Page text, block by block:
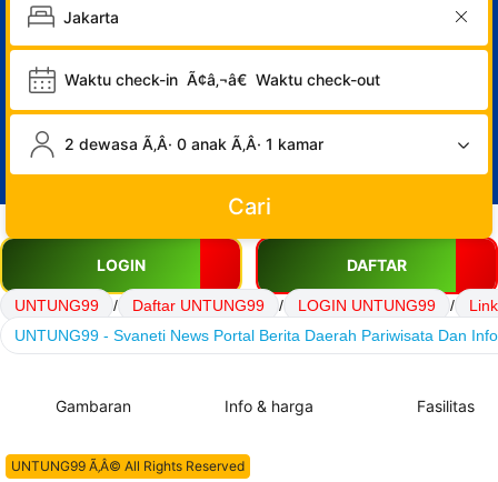
Waktu check-in Ã¢â‚¬â€ Waktu check-out
2 dewasa Ã‚Â· 0 anak Ã‚Â· 1 kamar
Cari
LOGIN DAFTAR
UNTUNG99 / Daftar UNTUNG99 / LOGIN UNTUNG99 /
UNTUNG99 - Svaneti News Portal Berita Daerah Pariwisata Dan
Gambaran Info & harga Fasilitas
UNTUNG99 Ã‚Â© All Rights Reserved